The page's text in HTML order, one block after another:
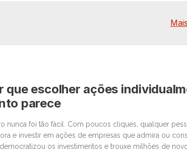
que escolher ações
parece
nunca foi tão fácil. Com poucos cliques, qualquer
e investir em ações de empresas que admira ou
os investimentos e trouxe milhões de